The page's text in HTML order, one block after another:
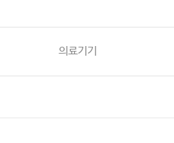
의료기기